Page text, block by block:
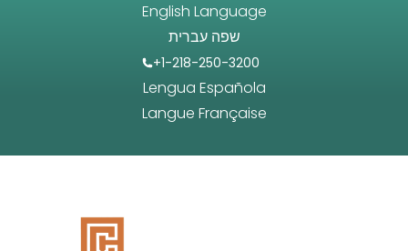
English Language
שפה עברית
+1-218-250-3200
Lengua Española
Langue Française